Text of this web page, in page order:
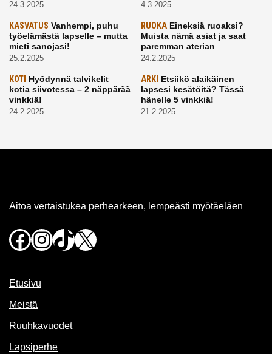
24.3.2025 4.3.2025
KASVATUS Vanhempi, puhu
työelämästä lapselle – mutta
mieti sanojasi!
25.2.2025
RUOKAEineksiä ruoaksi?
Muista nämä asiat ja saat
paremman aterian
24.2.2025
KOTI Hyödynnä talvikelit
kotia siivotessa – 2 näppärää
vinkkiä!
24.2.2025
ARKI Etsiikö alaikäinen
lapsesi kesätöitä? Tässä
hänelle 5 vinkkiä!
21.2.2025
Aitoa vertaistukea perhearkeen, lempeästi myötäeläen
Facebook
Instagram
TikTok
X
Etusivu
Meistä
Ruuhkavuodet
Lapsiperhe